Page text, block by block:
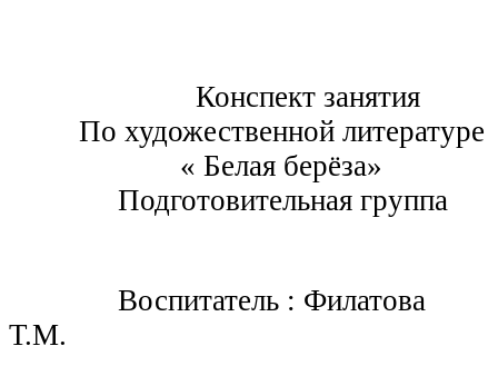
Конспект занятия
По художественной литературе
« Белая берёза»
Подготовительная группа
Воспитатель : Филатова
Т.М.